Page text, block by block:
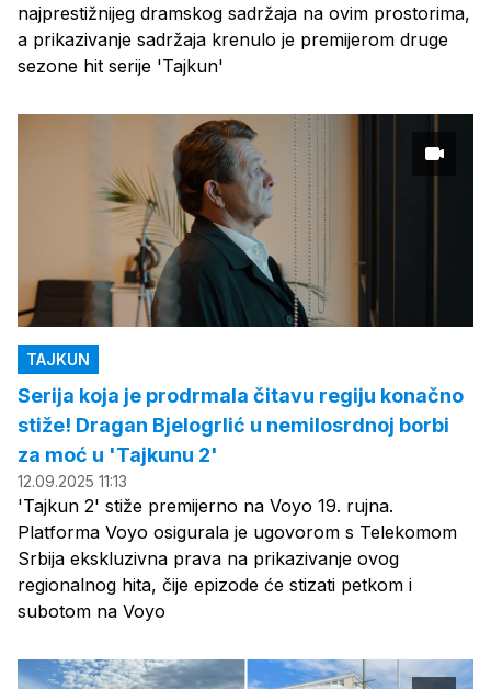
najprestižnijeg dramskog sadržaja na ovim prostorima,
a prikazivanje sadržaja krenulo je premijerom druge
sezone hit serije 'Tajkun'
TAJKUN
Serija koja je prodrmala čitavu regiju konačno
stiže! Dragan Bjelogrlić u nemilosrdnoj borbi
za moć u 'Tajkunu 2'
12.09.2025 11:13
'Tajkun 2' stiže premijerno na Voyo 19. rujna.
Platforma Voyo osigurala je ugovorom s Telekomom
Srbija ekskluzivna prava na prikazivanje ovog
regionalnog hita, čije epizode će stizati petkom i
subotom na Voyo